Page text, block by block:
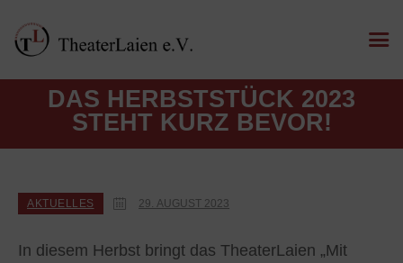
DAS HERBSTSTÜCK 2023
STEHT KURZ BEVOR!
AKTUELLES 29. AUGUST 2023
In diesem Herbst bringt das TheaterLaien „Mit